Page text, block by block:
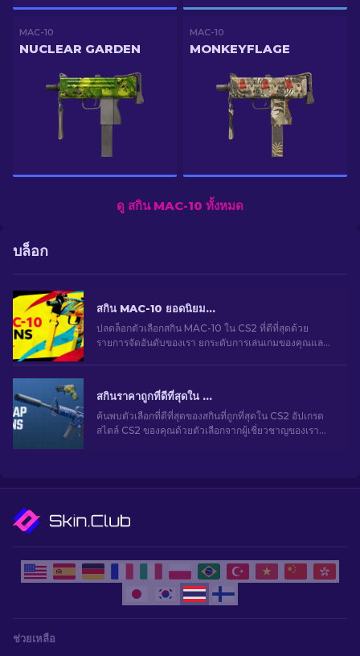
MAC-10
NUCLEAR GARDEN
MAC-10
MONKEYFLAGE
ดู สกิน MAC-10 ทั้งหมด
บล็อก
สกิน MAC-10 ยอดนิยมใน CS2 ที่น่าใช้งาน: การจัดอันดับ [2026]
ปลดล็อกตัวเลือกสกิน MAC-10 ใน CS2 ที่ดีที่สุดด้วย
รายการจัดอันดับของเรา ยกระดับการเล่นเกมของคุณและ
สกินราคาถูกที่ดีที่สุดใน CS2 [2026]
ค้นพบตัวเลือกที่ดีที่สุดของสกินที่ถูกที่สุดใน CS2 อัปเกรด
สไตล์ CS2 ของคุณด้วยตัวเลือกจากผู้เชี่ยวชาญของเรา
ช่วยเหลือ